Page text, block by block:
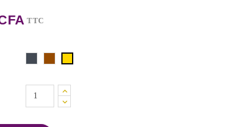
TTC
Noir Marron
Or